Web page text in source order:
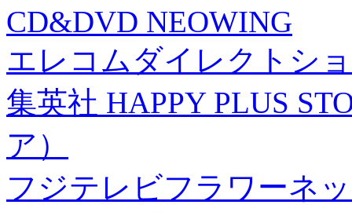
CD&DVD NEOWING
エレコムダイレクトシ
集英社 HAPPY PLUS
ア）
フジテレビフラワーネ